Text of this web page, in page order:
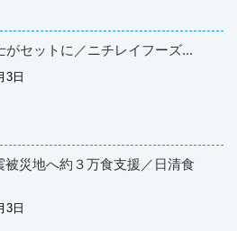
セットに／ニチレイフーズ...
3日
被災地へ約３万食支援／日清食
3日